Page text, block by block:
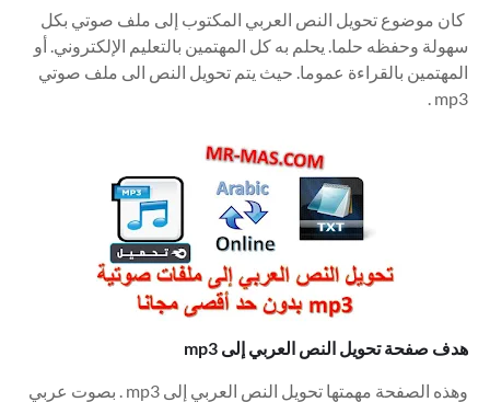
كان موضوع تحويل النص العربي المكتوب إلى ملف صوتي بكل
سهولة وحفظه حلما. يحلم به كل المهتمين بالتعليم الإلكتروني. أو
المهتمين بالقراءة عموما. حيث يتم تحويل النص الى ملف صوتي
mp3 .
هدف صفحة تحويل النص العربي إلى mp3
وهذه الصفحة مهمتها تحويل النص العربي إلى mp3 . بصوت عربي